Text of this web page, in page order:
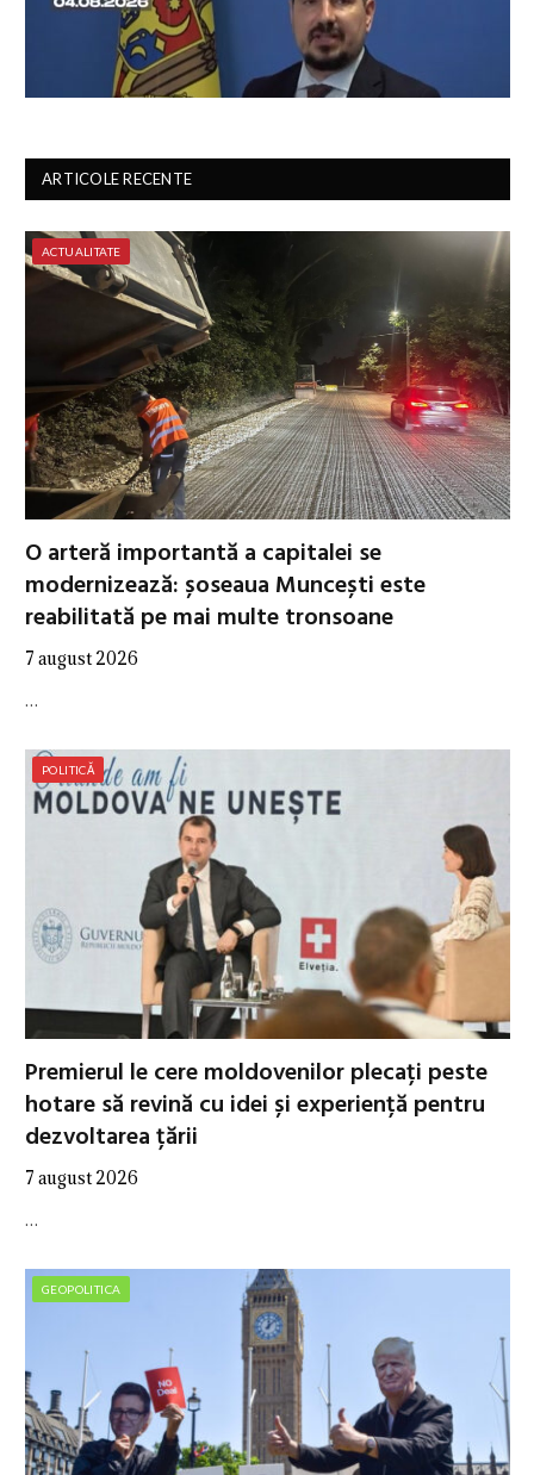
ARTICOLE RECENTE
ACTUALITATE
O arteră importantă a capitalei se
modernizează: șoseaua Muncești este
reabilitată pe mai multe tronsoane
7 august 2026
…
POLITICĂ
Premierul le cere moldovenilor plecați peste
hotare să revină cu idei și experiență pentru
dezvoltarea țării
7 august 2026
…
GEOPOLITICA